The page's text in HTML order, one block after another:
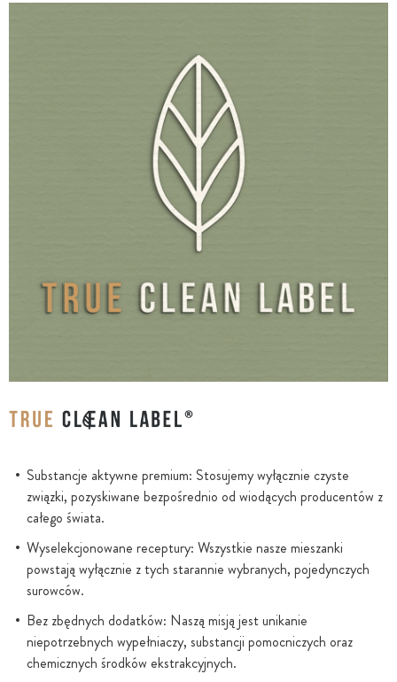
Substancje aktywne premium: Stosujemy wyłącznie czyste
związki, pozyskiwane bezpośrednio od wiodących producentów z
całego świata.
Wyselekcjonowane receptury: Wszystkie nasze mieszanki
powstają wyłącznie z tych starannie wybranych, pojedynczych
surowców.
Bez zbędnych dodatków: Naszą misją jest unikanie
niepotrzebnych wypełniaczy, substancji pomocniczych oraz
chemicznych środków ekstrakcyjnych.